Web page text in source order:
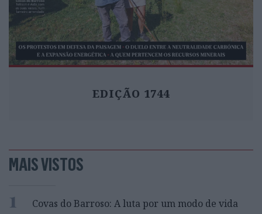
EDIÇÃO 1744
MAIS VISTOS
1 Covas do Barroso: A luta por um modo de vida